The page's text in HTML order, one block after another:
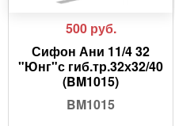
500 руб.
Сифон Ани 11/4 32
"Юнг"с гиб.тр.32х32/40
(BM1015)
BM1015